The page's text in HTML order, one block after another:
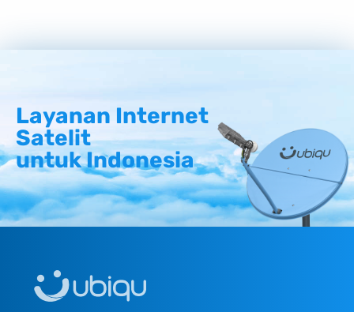
Layanan Internet
Satelit
untuk Indonesia